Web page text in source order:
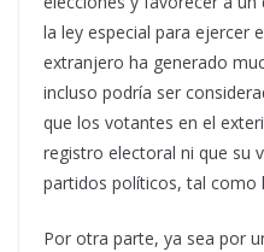
la ley especial para ejercer
extranjero ha generado
incluso podría ser
que los votantes en el
registro electoral ni que su
partidos políticos, tal como
Por otra parte, ya sea por